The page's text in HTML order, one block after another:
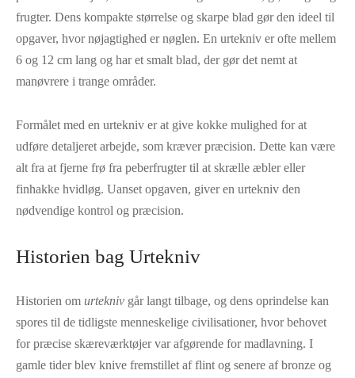
frugter. Dens kompakte størrelse og skarpe blad gør den ideel til
opgaver, hvor nøjagtighed er nøglen. En urtekniv er ofte mellem
6 og 12 cm lang og har et smalt blad, der gør det nemt at
manøvrere i trange områder.
Formålet med en urtekniv er at give kokke mulighed for at
udføre detaljeret arbejde, som kræver præcision. Dette kan være
alt fra at fjerne frø fra peberfrugter til at skrælle æbler eller
finhakke hvidløg. Uanset opgaven, giver en urtekniv den
nødvendige kontrol og præcision.
Historien bag Urtekniv
Historien om urtekniv går langt tilbage, og dens oprindelse kan
spores til de tidligste menneskelige civilisationer, hvor behovet
for præcise skæreværktøjer var afgørende for madlavning. I
gamle tider blev knive fremstillet af flint og senere af bronze og